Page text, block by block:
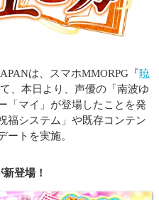
は、スマホMMORPG『暁
、本日より、声優の「南波ゆ
「マイ」が登場したことを発
福システム」や既存コンテン
ートを実施。
登場！